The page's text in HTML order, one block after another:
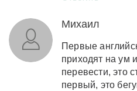
Михаил
Первые
приходят на ум
перевести, это
первый, это